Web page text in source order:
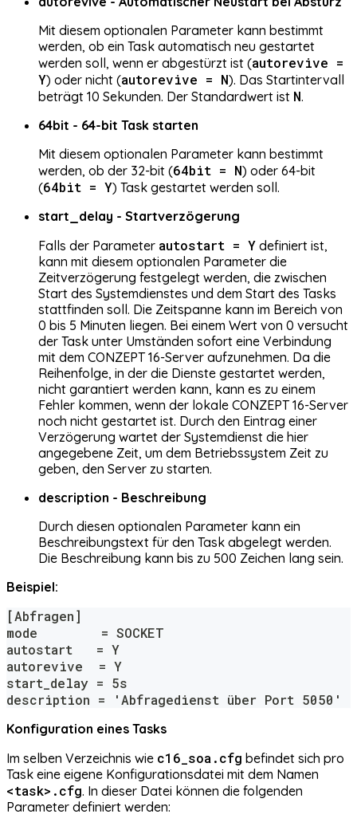
Mit diesem optionalen Parameter kann bestimmt
werden, ob ein Task automatisch neu gestartet
werden soll, wenn er abgestürzt ist (autorevive =
Y) oder nicht (autorevive = N). Das Startintervall
beträgt 10 Sekunden. Der Standardwert ist N.
64bit - 64-bit Task starten
Mit diesem optionalen Parameter kann bestimmt
werden, ob der 32-bit (64bit = N) oder 64-bit
(64bit = Y) Task gestartet werden soll.
start_delay - Startverzögerung
Falls der Parameter autostart = Y definiert ist,
kann mit diesem optionalen Parameter die
Zeitverzögerung festgelegt werden, die zwischen
Start des Systemdienstes und dem Start des Tasks
stattfinden soll. Die Zeitspanne kann im Bereich von
0 bis 5 Minuten liegen. Bei einem Wert von 0 versucht
der Task unter Umständen sofort eine Verbindung
mit dem CONZEPT 16-Server aufzunehmen. Da die
Reihenfolge, in der die Dienste gestartet werden,
nicht garantiert werden kann, kann es zu einem
Fehler kommen, wenn der lokale CONZEPT 16-Server
noch nicht gestartet ist. Durch den Eintrag einer
Verzögerung wartet der Systemdienst die hier
angegebene Zeit, um dem Betriebssystem Zeit zu
geben, den Server zu starten.
description - Beschreibung
Durch diesen optionalen Parameter kann ein
Beschreibungstext für den Task abgelegt werden.
Die Beschreibung kann bis zu 500 Zeichen lang sein.
Beispiel:
[Abfragen]
mode        = SOCKET
autostart   = Y
autorevive  = Y
start_delay = 5s
description = 'Abfragedienst über Port 5050'
Konfiguration eines Tasks
Im selben Verzeichnis wie c16_soa.cfg befindet sich pro
Task eine eigene Konfigurationsdatei mit dem Namen
<task>.cfg. In dieser Datei können die folgenden
Parameter definiert werden: